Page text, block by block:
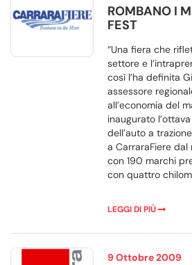
ROMBANO I
FEST
“Una fiera che
settore e
così l’ha definita
assessore
all’economia del
inaugurato
dell’auto a
a CarraraFiere dal
con 190 marchi
con quattro
LEGGI DI PIÙ
9 Ottobre 2009